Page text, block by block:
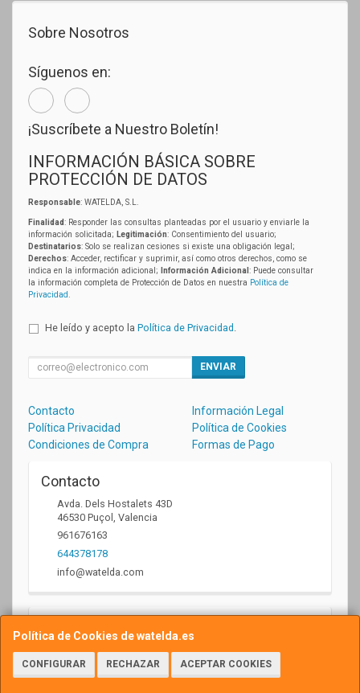
Política de Cookies de watelda.es
CONFIGURAR RECHAZAR ACEPTAR COOKIES
Sobre Nosotros
Síguenos en:
¡Suscríbete a Nuestro Boletín!
INFORMACIÓN BÁSICA SOBRE
PROTECCIÓN DE DATOS
Responsable: WATELDA, S.L.
Finalidad: Responder las consultas planteadas por el usuario y enviarle la
información solicitada; Legitimación: Consentimiento del usuario;
Destinatarios: Solo se realizan cesiones si existe una obligación legal;
Derechos: Acceder, rectificar y suprimir, así como otros derechos, como se
indica en la información adicional;
Información Adicional : Puede consultar
la información completa de Protección de Datos en nuestra Política de
Privacidad
He leído y acepto la Política de Privacidad
ENVIAR
Contacto
Información Legal
Política Privacidad
Política de Cookies
Condiciones de Compra
Formas de Pago
Contacto
Avda. Dels Hostalets 43D
46530 Puçol
Valencia
961676163
644378178
info@watelda.com